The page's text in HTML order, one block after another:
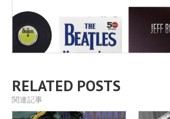
RELATED POSTS
関連記事